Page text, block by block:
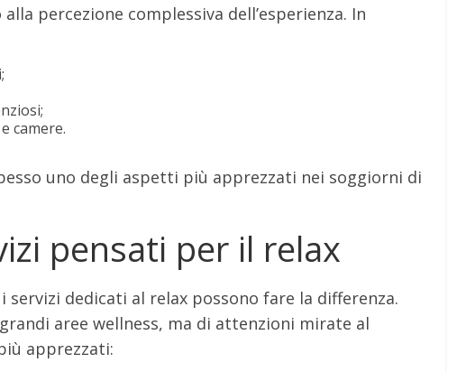
percezione complessiva dell’esperienza. In
camere.
uno degli aspetti più apprezzati nei soggiorni di
pensati per il relax
dedicati al relax possono fare la differenza.
aree wellness, ma di attenzioni mirate al
apprezzati: